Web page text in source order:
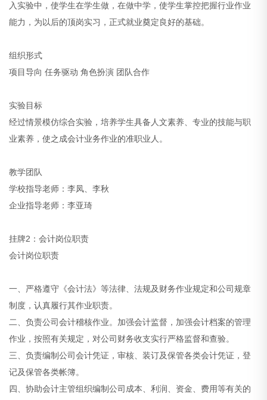
入实验中，使学生在学生做，在做中学，使学生掌控把握行业作业
能力，为以后的顶岗实习，正式就业奠定良好的基础。
组织形式
项目导向 任务驱动 角色扮演 团队合作
实验目标
经过情景模仿综合实验，培养学生具备人文素养、专业的技能与职
业素养，使之成会计业务作业的准职业人。
教学团队
学校指导老师：李凤、李秋
企业指导老师：李亚琦
挂牌2：会计岗位职责
会计岗位职责
一、严格遵守《会计法》等法律、法规及财务作业规定和公司规章
制度，认真履行其作业职责。
二、负责公司会计稽核作业。加强会计监督，加强会计档案的管理
作业，按照有关规定，对公司财务收支实行严格监督和查验。
三、负责编制公司会计凭证，审核、装订及保管各类会计凭证，登
记及保管各类帐簿。
四、协助会计主管组织编制公司成本、利润、资金、费用等有关的